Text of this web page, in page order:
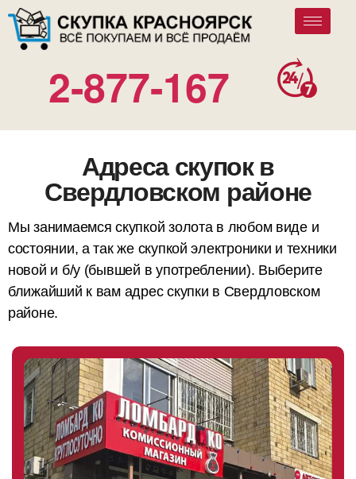
2-877-167
Адреса скупок в
Свердловском районе
Мы занимаемся скупкой золота в любом виде и
состоянии, а так же скупкой электроники и техники
новой и б/у (бывшей в употреблении). Выберите
ближайший к вам адрес скупки в Свердловском
районе.